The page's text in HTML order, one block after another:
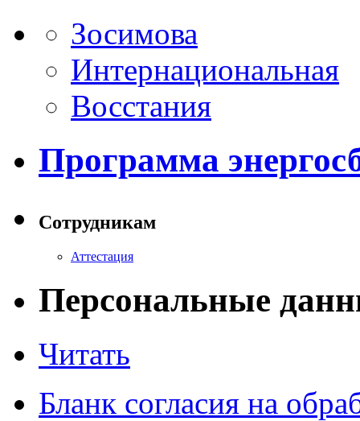
Зосимова
Интернациональная
Восстания
Программа
Сотрудникам
Аттестация
Персональные
Читать
Бланк согласия на